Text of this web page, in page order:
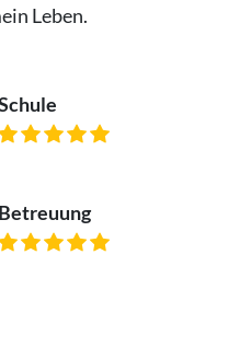
Leben.
Betreuung